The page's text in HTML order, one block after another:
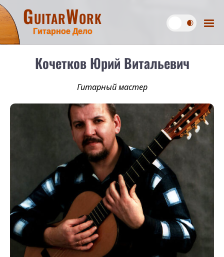
GuitarWork
Гитарное Дело
Кочетков Юрий Витальевич
Гитарный мастер